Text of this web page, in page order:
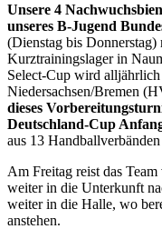
Unsere 4
unseres B-Jugend
(Dienstag bis
Kurztrainingslager in
Select-Cup wird
Niedersachsen/Bremen
dieses
Deutschland-Cup
aus 13
Am Freitag reist das
weiter in die Unterkunft
weiter in die Halle, wo
anstehen.